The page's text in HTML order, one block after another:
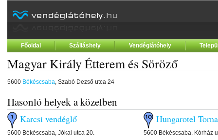
Főoldal Szálláshely Vendéglátóhely
Magyar Király Étterem és Söröző
5600 Békéscsaba, Szabó Dezső utca 24
Hasonló helyek a közelben
Karcsi vendéglő
5600 Békéscsaba, Jókai utca 20.
Hungarotel
5600 Békéscsaba, Kórház